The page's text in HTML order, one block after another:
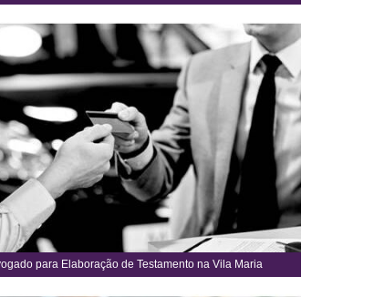
para Elaboração de Testamento na Vila Maria